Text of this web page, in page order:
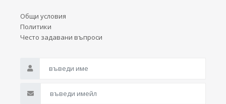
Общи условия
Политики
Често задавани въпроси